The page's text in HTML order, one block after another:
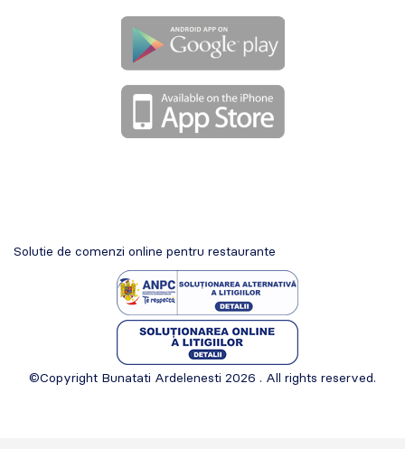
Solutie de comenzi online pentru restaurante
©Copyright Bunatati Ardelenesti 2026 . All rights reserved.